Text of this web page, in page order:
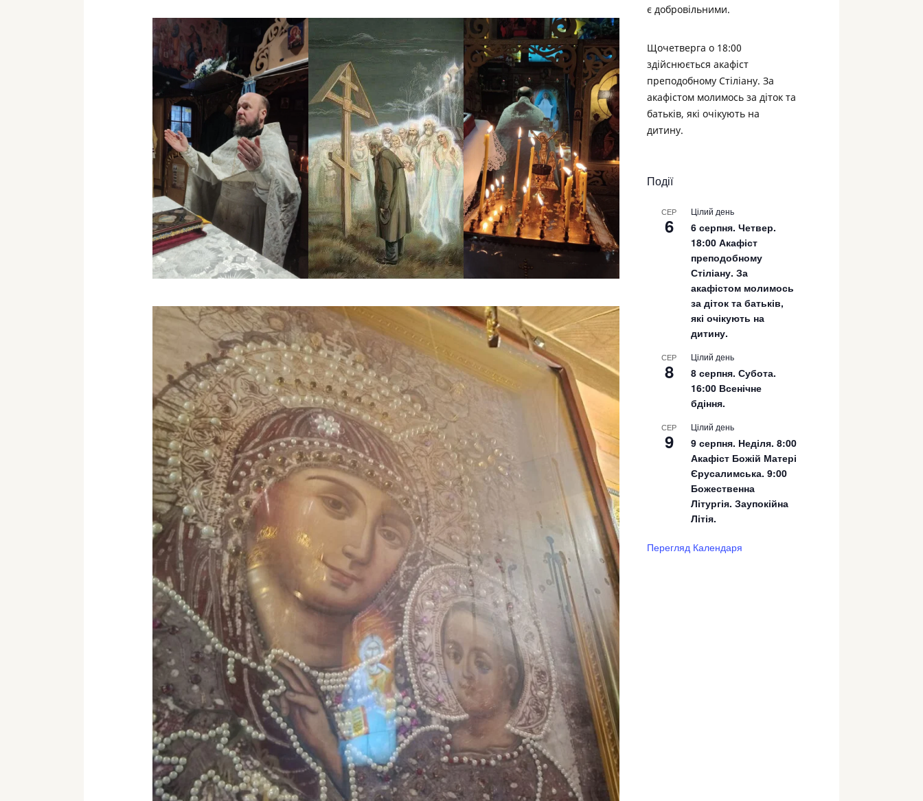
є добровільними.
Щочетверга о 18:00
здійснюється акафіст
преподобному Стіліану. За
акафістом молимось за діток та
батьків, які очікують на
дитину.
Події
СЕР
6
Цілий день
6 серпня. Четвер.
18:00 Акафіст
преподобному
Стіліану. За
акафістом молимось
за діток та батьків,
які очікують на
дитину.
СЕР
8
Цілий день
8 серпня. Субота.
16:00 Всенічне
бдіння.
СЕР
9
Цілий день
9 серпня. Неділя. 8:00
Акафіст Божій Матері
Єрусалимська. 9:00
Божественна
Літургія. Заупокійна
Літія.
Перегляд Календаря